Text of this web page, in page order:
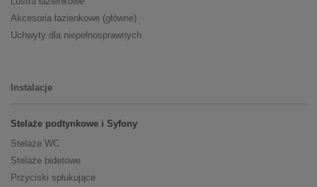
Akcesoria łazienkowe (główne)
Uchwyty dla niepełnosprawnych
Instalacje
Stelaże podtynkowe i Syfony
Stelaże WC
Stelaże bidetowe
Przyciski spłukujące